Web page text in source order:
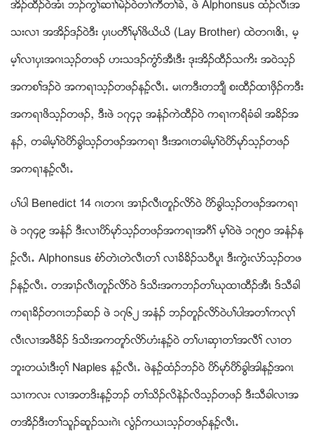
အိဥထီဥ၀ဲအံၚ ဘဥကြႈဆ႕ႈမဲဥ၀ဲတႈကီတႈခဲယ ဖဲ Alphonsus ထံဥလီၚအ
သးလ႕ အအိဥဒဥ၀ဲဒီး ပွၚပတီႈမုႈဖိဎိဎိ (Lay Brother) ထဲတဂၚဧိၚယ မ့
မ့ႈလ႕ပွၚအဂၚသ့ဥတဖဥ ဟးသဒဥကြံဏအီၚဒီး ဒုးအိဥထီဥသကိး အ၀ဲသ့ဥ
အကစႈဒဥ၀ဲ အကရ႕သ့ဥတဖဥနဥ့လီၚ’ မၚကဒီးတဘ်ီ စးထီဥထ႕ဖွိဥကဒီး
အကရ႕ဖိသ့ဥတဖဥယ ဒီးဖဲ ၁၇၄၃ အနံဥကဲထီဥ၀ဲ ကရ႕ကရိခံခါ အခိဥအ
နဥယ တခါမ့ႈ၀ဲပိဏခြါသ့ဥတဖဥအကရ႕ ဒီးအဂၚတခါမ့ႈ၀ဲပိဏမုဏသ့ဥတဖဥ
အကရ႕နဥ့လီၚ’
ပႈပါ Benedict 14 ဂၚတဂၚ အ႕ဥလီၚတူဥလိဏ၀ဲ ပိဏခြါသ့ဥတဖဥအကရ႕
ဖဲ ၁၇၄၉ အနံဥ ဒီးလ႕ပိဏမုဏသ့ဥတဖဥအကရ႕အဂီႈ မ့ႈ၀ဲဖဲ ၁၇၅၀ အနံဥန
ဥ့လီၚ’ Alphonsus စံဏတဲၚတဲလီၚတႈ လ႕ခိခိဥသ၀ီပူၚ ဒီးကြဲးလံဏသ့ဥတဖ
ဥနဥ့လီၚ’ တအ႕ဥလီၚတူဥလိဏ၀ဲ ဒ္သိးအကဘဥတႈဃုထ႕ထီဥအီၚ ဒ္သီခါ
ကရ႕ခိဥတဂၚဘဥဆဥ ဖဲ ၁၇၆၂ အနံဥ ဘဥတူဥလိဏ၀ဲပႈပါအတႈကလုႈ
လီၚလ႕အဖီခိဥ ဒ္သိးအကတူဏလိဏဟံးနဥ့၀ဲ တႈပ႕ဆွ႕တႈအလီႈ လ႕တ
ဘူးတဎံၚဒီး၀့ႈ Naples နဥ့လီၚ’ ဖဲနဥ့ထံဥဘဥ၀ဲ ပိဏမုဏပိဏခြါအါနဥ့အဂၚ
သ႕ကလး လ႕အတဒိးနဥ့ဘဥ တႈသိဥလိနဲဥလိသ့ဥတဖဥ ဒီးသီခါလ႕အ
တအိဥဒီးတႈသူဥဆူဥသးဂဲၚ လြံဥကဎၚသ့ဥတဖဥနဥ့လီၚ’